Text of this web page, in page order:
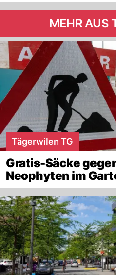
MEHR AUS
Tägerwilen TG
Gratis-Säcke
Neophyten im